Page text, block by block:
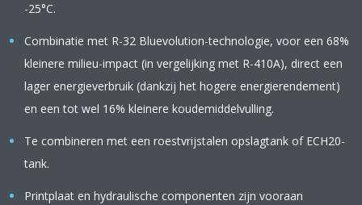
-25°C.
Combinatie met R-32 Bluevolution-technologie, voor een 68%
kleinere milieu-impact (in vergelijking met R-410A), direct een
lager energieverbruik (dankzij het hogere energierendement)
en een tot wel 16% kleinere koudemiddelvulling.
Te combineren met een roestvrijstalen opslagtank of ECH20-
tank.
Printplaat en hydraulische componenten zijn vooraan